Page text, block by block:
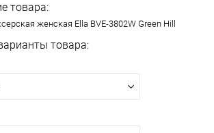
товара:
женская Ella BVE-3802W Green Hill
товара: